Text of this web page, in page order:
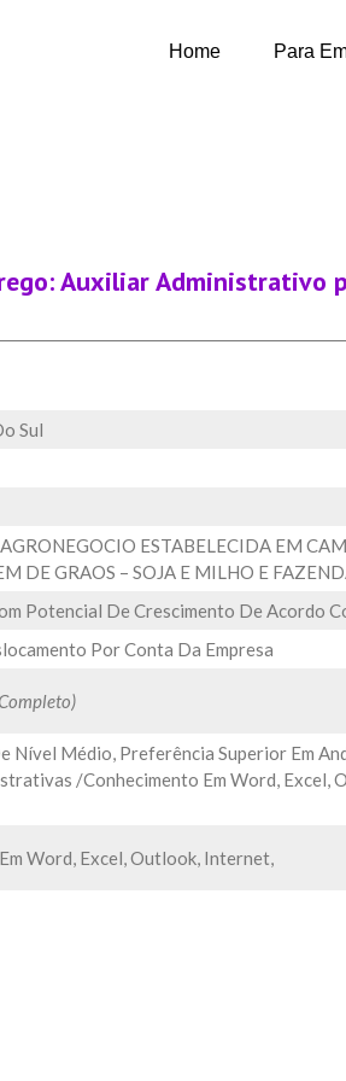
Home Para
Auxiliar Administrativo
Sul
ESTABELECIDA EM
DE GRAOS – SOJA E MILHO E
Potencial De Crescimento De Acordo
Por Conta Da Empresa
Nível Médio, Preferência Superior Em
/Conhecimento Em Word, Excel,
Word, Excel, Outlook, Internet,